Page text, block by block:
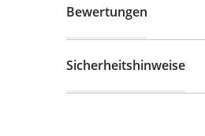
Bewertungen
Sicherheitshinweise